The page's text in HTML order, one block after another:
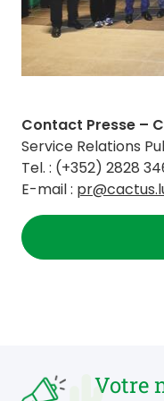
Contact Presse –
Service Relations
Tel. : (+352) 2828
E-mail :
Votre